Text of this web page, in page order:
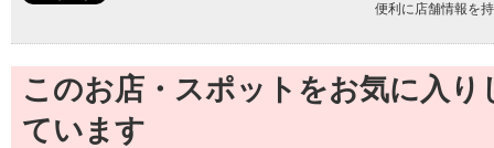
便利に店舗情報を
このお店・スポットをお気に入
ています